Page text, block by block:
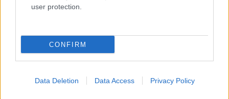
user protection.
CONFIRM
Data Deletion Data Access Privacy Policy